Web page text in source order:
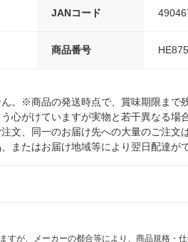
JANコード
商品番号
。※商品の発送時点で、賞味期限ま
心がけていますが実物と若干異なる
文、同一のお届け先への大量のご注文
たはお届け地域等により翌日配達が
が、メーカーの都合等により、商品規格・